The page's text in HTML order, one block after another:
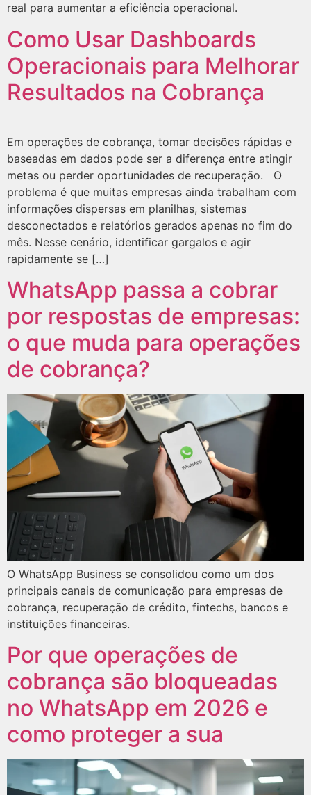
real para aumentar a eficiência operacional.
Como Usar Dashboards
Operacionais para Melhorar
Resultados na Cobrança
Em operações de cobrança, tomar decisões rápidas e
baseadas em dados pode ser a diferença entre atingir
metas ou perder oportunidades de recuperação. O
problema é que muitas empresas ainda trabalham com
informações dispersas em planilhas, sistemas
desconectados e relatórios gerados apenas no fim do
mês. Nesse cenário, identificar gargalos e agir
rapidamente se […]
WhatsApp passa a cobrar
por respostas de empresas:
o que muda para operações
de cobrança?
O WhatsApp Business se consolidou como um dos
principais canais de comunicação para empresas de
cobrança, recuperação de crédito, fintechs, bancos e
instituições financeiras.
Por que operações de
cobrança são bloqueadas
no WhatsApp em 2026 e
como proteger a sua